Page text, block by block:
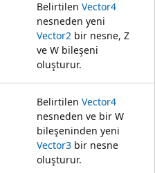
Belirtilen Vector4
nesneden yeni
Vector2 bir nesne, Z
ve W bileşeni
oluşturur.
Belirtilen Vector4
nesneden ve bir W
bileşeninden yeni
Vector3 bir nesne
oluşturur.